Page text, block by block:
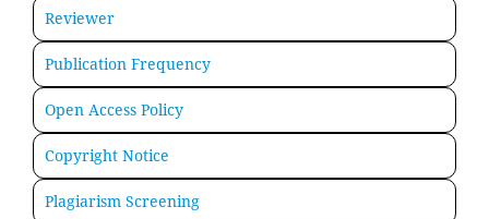
Reviewer
Publication Frequency
Open Access Policy
Copyright Notice
Plagiarism Screening